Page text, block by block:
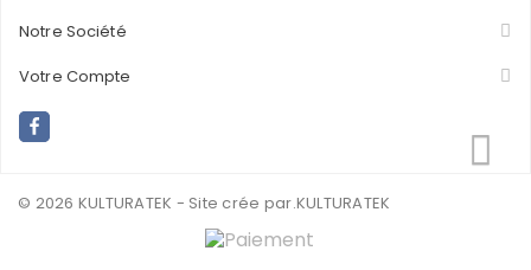
Notre Société
Votre Compte
© 2026 KULTURATEK - Site crée par.KULTURATEK